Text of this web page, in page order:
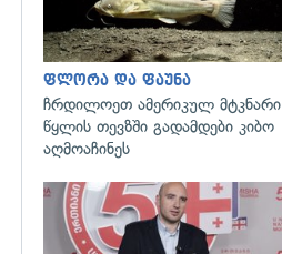
ფლორა და ფაუნა
ჩრდილოეთ ამერიკულ მტკნარი
წყლის თევზში გადამდები კიბო
აღმოაჩინეს